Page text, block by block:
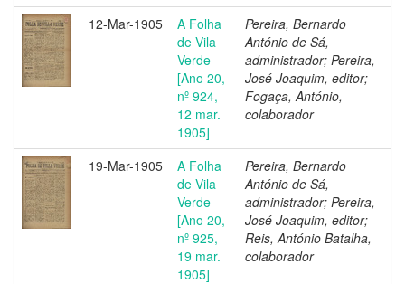
12-Mar-1905
A Folha
de Vila
Verde
[Ano 20,
nº 924,
12 mar.
1905]
Pereira, Bernardo
António de Sá,
administrador; Pereira,
José Joaquim, editor;
Fogaça, António,
colaborador
19-Mar-1905
A Folha
de Vila
Verde
[Ano 20,
nº 925,
19 mar.
1905]
Pereira, Bernardo
António de Sá,
administrador; Pereira,
José Joaquim, editor;
Reis, António Batalha,
colaborador